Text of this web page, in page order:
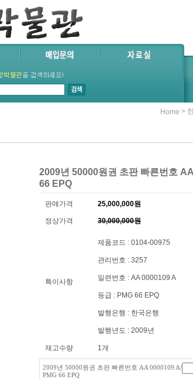
Home >
2009년 50000원권 초판 빠른번호
66 EPQ
판매가격 25,000,000원
정상가격 30,000,000원
특이사항
제품코드 : 0104-00975
관리번호 : 3257
일련번호 : AA 0000109 A
등급 : PMG 66 EPQ
발행은행 : 한국은행
발행년도 : 2009년
재고수량 1개
2009년 50000원권 초판 빠른번호 AA 0000109 A/
PMG 66 EPQ